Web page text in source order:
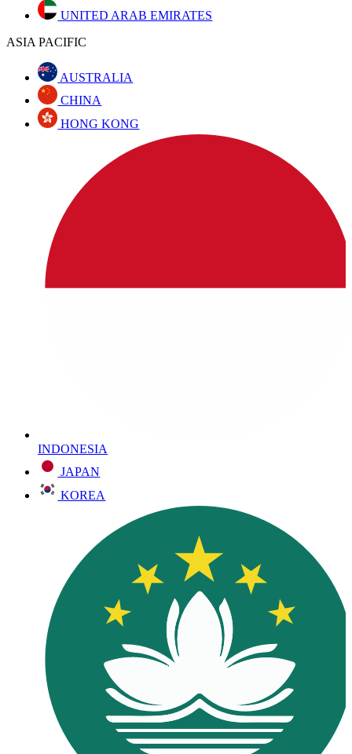
UNITED ARAB EMIRATES
ASIA PACIFIC
AUSTRALIA
CHINA
HONG KONG
INDONESIA
JAPAN
KOREA